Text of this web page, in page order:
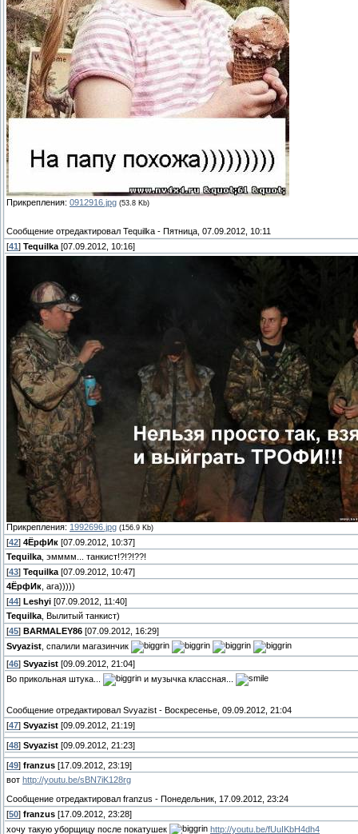
Прикрепления: 0912916.jpg (53.8 Kb)
Сообщение отредактировал Tequilka - Пятница, 07.09.2012, 10:11
[41 ] Tequilka [07.09.2012, 10:16]
Прикрепления: 1992696.jpg (156.9 Kb)
[42] 4ЁрфИк [07.09.2012, 10:37]
Tequilka , эмммм... танкист!?!?!??!
[43] Tequilka [07.09.2012, 10:47]
4ЁрфИк , ага)))))
[44] Leshyi [07.09.2012, 11:40]
Tequilka , Вылитый танкист)
[45] BARMALEY86 [07.09.2012, 16:29]
Svyazist , спалили магазинчик
[46] Svyazist [09.09.2012, 21:04]
Во прикольная штука...
и музычка классная...
Сообщение отредактировал Svyazist - Воскресенье, 09.09.2012, 21:04
[47] Svyazist [09.09.2012, 21:19]
[48] Svyazist [09.09.2012, 21:23]
[49] franzus [17.09.2012, 23:19]
вот http://youtu.be/sBN7iK128rg
Сообщение отредактировал franzus - Понедельник, 17.09.2012, 23:24
[50] franzus [17.09.2012, 23:28]
хочу такую уборщицу после покатушек
http://youtu.be/fUuIKbH4dh4